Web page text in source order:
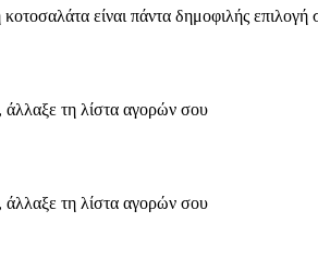
κοτοσαλάτα είναι πάντα δημοφιλής επιλογή
άλλαξε τη λίστα αγορών σου
άλλαξε τη λίστα αγορών σου